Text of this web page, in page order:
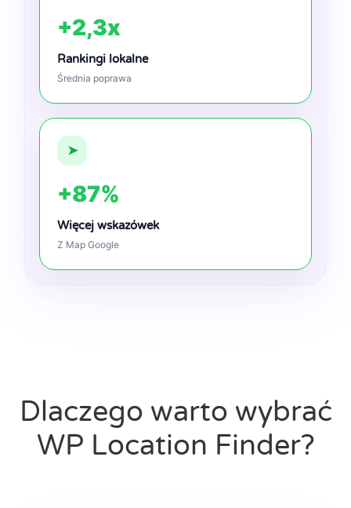
+2,3x
Rankingi lokalne
Średnia poprawa
➤
+87%
Więcej wskazówek
Z Map Google
Dlaczego warto wybrać
WP Location Finder?